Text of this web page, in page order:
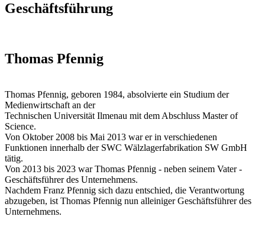
Geschäftsführung
Thomas Pfennig
Thomas Pfennig, geboren 1984, absolvierte ein Studium der
Medienwirtschaft an der
Technischen Universität Ilmenau mit dem Abschluss Master of
Science.
Von Oktober 2008 bis Mai 2013 war er in verschiedenen
Funktionen innerhalb der SWC Wälzlagerfabrikation SW GmbH
tätig.
Von 2013 bis 2023 war Thomas Pfennig - neben seinem Vater -
Geschäftsführer des Unternehmens.
Nachdem Franz Pfennig sich dazu entschied, die Verantwortung
abzugeben, ist Thomas Pfennig nun alleiniger Geschäftsführer des
Unternehmens.